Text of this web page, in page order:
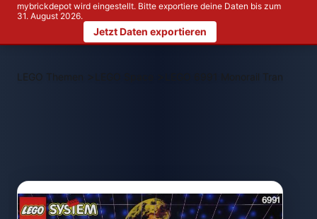
mybrickdepot wird eingestellt. Bitte exportiere deine Daten bis zum
31. August 2026.
Jetzt Daten exportieren
LEGO Themen > LEGO 6991 Monorail Transport